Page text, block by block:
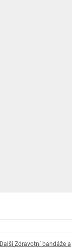
Další Zdravotní bandáže a